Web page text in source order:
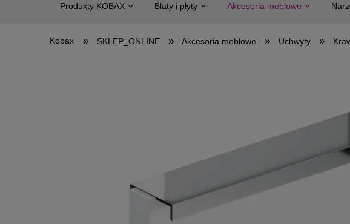
Produkty KOBAX Blaty i płyty Akcesoria meblowe
» SKLEP_ONLINE » Akcesoria meblowe » Uchwyty »